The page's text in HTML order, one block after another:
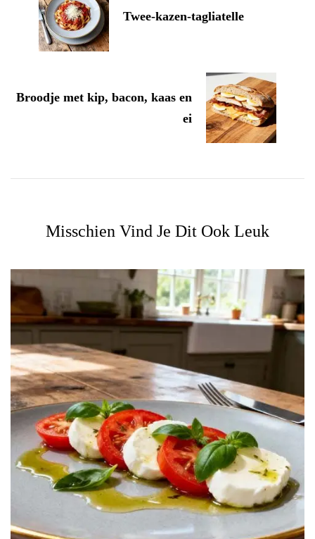
Twee-kazen-tagliatelle
Broodje met kip, bacon, kaas en
ei
Misschien Vind Je Dit Ook Leuk